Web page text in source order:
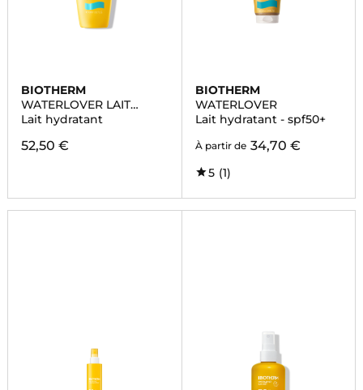
BIOTHERM
WATERLOVER LAIT
SOLAIRE HYDRATANT
SPF30
Lait hydratant
52,50 €
BIOTHERM
WATERLOVER
Lait hydratant - spf50+
À partir de 34,70 €
5 (1)